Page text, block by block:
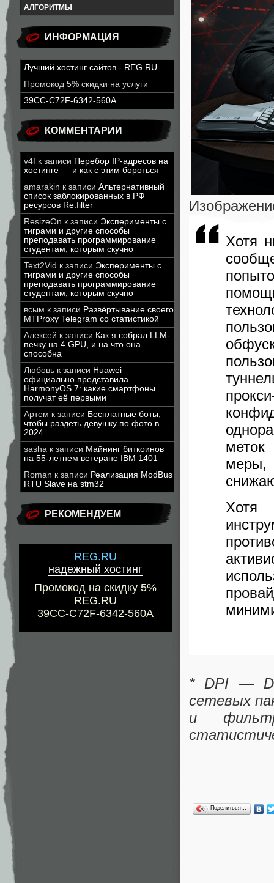
АЛГОРИТМЫ
ИНФОРМАЦИЯ
Лучший хостинг сайтов - REG.RU
Промокод 5% скидки на услуги
39CC-C72F-6342-560A
КОММЕНТАРИИ
v4f к записи Перебор IP-адресов на
хостинге — и как с этим бороться
amarakin к записи Альтернативный
список заблокированных в РФ
ресурсов Re:filter
ResizeOn к записи Эксперименты с
тиграми и другие способы
преподавать программирование
студентам, которым скучно
Text2Vid к записи Эксперименты с
тиграми и другие способы
преподавать программирование
студентам, которым скучно
всым к записи Развёртывание своего
MTProxy Telegram со статистикой
Алексей к записи Как я собрал LLM-
печку на 4 GPU, и на что она
способна
Любовь к записи Huawei
официально представила
HarmonyOS 7: какие смартфоны
получат её первыми
Артем к записи Бесплатные боты,
чтобы раздеть девушку по фото в
2024
sasha к записи Майнинг биткоинов
на 55-летнем ветеране IBM 1401
Roman к записи Реализация ModBus
RTU Slave на stm32
РЕКОМЕНДУЕМ
REG.RU
надежный хостинг
Промокод на скидку 5%
REG.RU
39CC-C72F-6342-560A
Хотя
меры,
Хотя
* DPI —
сетевых
и
Поделиться…